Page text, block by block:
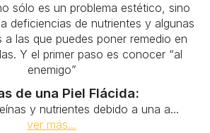
sólo es un problema estético, sino
deficiencias de nutrientes y algunas
a las que puedes poner remedio en
Y el primer paso es conocer “al
enemigo”
de una Piel Flácida:
y nutrientes debido a una a...
ver más...